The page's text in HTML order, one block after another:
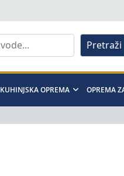
Pretraži
KUHINJSKA OPREMA OPREMA